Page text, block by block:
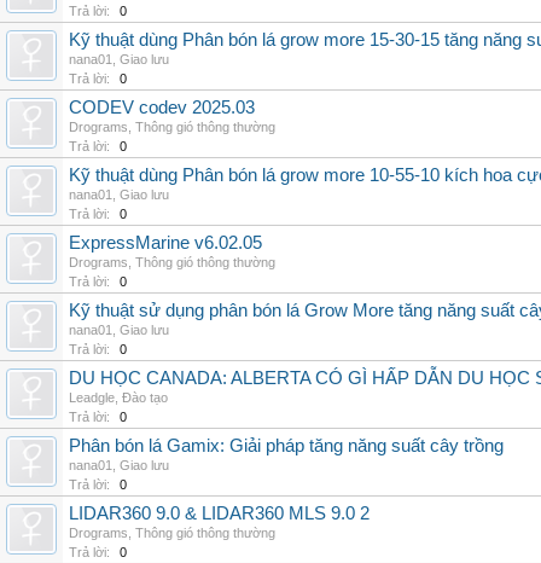
Trả lời:
0
Kỹ thuật dùng Phân bón lá grow more 15-30-15 tăng năng
nana01
Giao lưu
Trả lời:
0
CODEV codev 2025.03
Drograms Thông gió thông thường
Trả lời:
0
Kỹ thuật dùng Phân bón lá grow more 10-55-10 kích hoa
nana01
Giao lưu
Trả lời:
0
ExpressMarine v6.02.05
Drograms Thông gió thông thường
Trả lời:
0
Kỹ thuật sử dụng phân bón lá Grow More tăng năng suất
nana01
Giao lưu
Trả lời:
0
DU HỌC CANADA: ALBERTA CÓ GÌ HẤP DẪN DU HỌC
Leadgle Đào tạo
Trả lời:
0
Phân bón lá Gamix: Giải pháp tăng năng suất cây trồng
nana01
Giao lưu
Trả lời:
0
LIDAR360 9.0 & LIDAR360 MLS 9.0 2
Drograms Thông gió thông thường
Trả lời:
0